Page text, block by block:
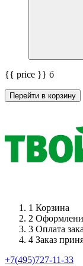
{{ price }} б
Перейти в корзину
1 Корзина
2
3 Оплата
4 Заказ
+7(495)727-11-33